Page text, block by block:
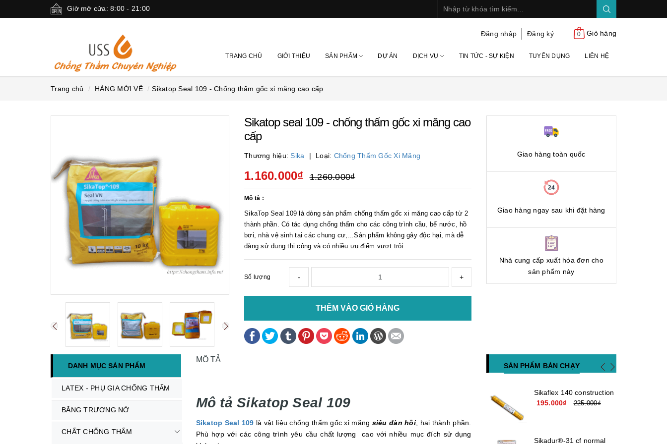
Giờ mở cửa: 8:00 - 21:00
Đăng nhập Đăng ký 0 Giỏ hàng
TRANG CHỦ GIỚI THIỆU SẢN PHẨM DỰ ÁN DỊCH VỤ TIN TỨC - SỰ KIỆN TUYỂN DỤNG LIÊN HỆ
Trang chủ HÀNG MỚI VỀ Sikatop Seal 109 - Chống thấm gốc xi măng cao cấp
Sikatop seal 109 - chống thấm gốc xi măng cao
cấp
Thương hiệu:Sika Loại: Chống Thấm Gốc Xi Măng
1.160.000₫ 1.260.000₫
Mô tả :
SikaTop Seal 109 là dòng sản phẩm chống thấm gốc xi măng cao cấp từ 2
thành phần. Có tác dụng chống thấm cho các công trình cầu, bể nước, hồ
bơi, nhà vệ sinh tại các chung cư,...Sản phẩm không gây độc hại, mà dễ
dàng sử dụng thi công và có nhiều ưu điểm vượt trội
Số lượng - +
THÊM VÀO GIỎ HÀNG
Giao hàng toàn quốc
Giao hàng ngay sau khi đặt hàng
Nhà cung cấp xuất hóa đơn cho
sản phẩm này
DANH MỤC SẢN PHẨM
LATEX - PHỤ GIA CHỐNG THẤM
BĂNG TRƯƠNG NỞ
CHẤT CHỐNG THẤM
MÔ TẢ
Mô tả Sikatop Seal 109
Sikatop Seal 109 là vật liệu chống thấm gốc xi măng siêu đàn hồi, hai thành phần.
Phù hợp với các công trình yêu cầu chất lượng cao với nhiều mục đích sử dụng
SẢN PHẨM BÁN CHẠY
Sikaflex 140 construction
195.000₫
225.000₫
Sikadur®-31 cf normal